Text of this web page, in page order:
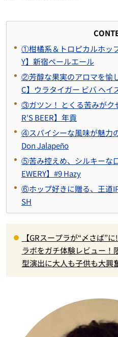
①柑橘系＆トロピカルホッ
Y】新宿ペールエール
②芳醇な果実のアロマを愉
C】ウラタイガー ビバ ヘイ
③ガツン！ とくる苦みがク
R'S BEER】年貢
④スパイシーな風味が魅力
Don Jalapeño
⑤苦み控えめ、シルキーな
EWERY】#9 Hazy
⑥ホップ好きに贈る、王道
SH
【GRスープラが“〆さば”
ラボをガチ体験レビュー！
型演出に大人も子供も大興